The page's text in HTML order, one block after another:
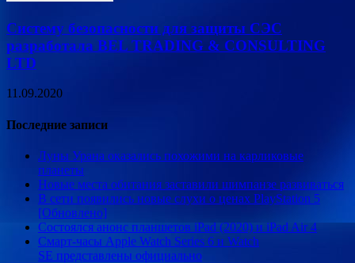
Систему безопасности для защиты СЭС
разработала BEL TRADING & CONSULTING
LTD
11.09.2020
Последние записи
Луны Урана оказались похожими на карликовые
планеты
Новые места обитания заставили шимпанзе развиваться
В сети появились новые слухи о ценах PlayStation 5
[Обновлено]
Состоялся анонс планшетов iPad (2020) и iPad Air 4
Смарт-часы Apple Watch Series 6 и Watch
SE представлены официально